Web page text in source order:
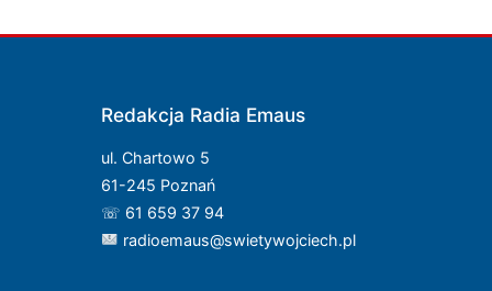
Redakcja Radia Emaus
ul. Chartowo 5
61-245 Poznań
☏ 61 659 37 94
radioemaus@swietywojciech.pl